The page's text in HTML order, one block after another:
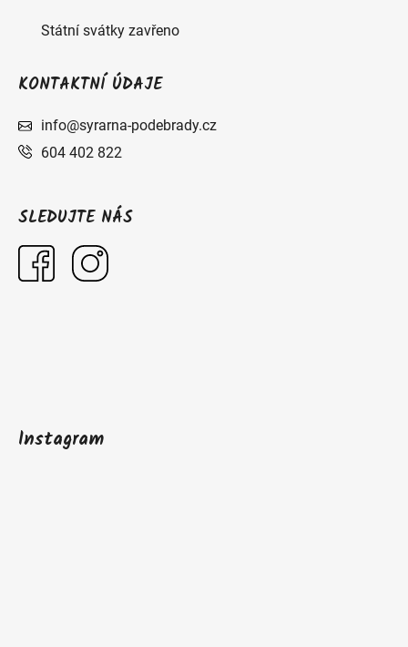
Státní svátky zavřeno
KONTAKTNÍ ÚDAJE
info@syrarna-podebrady.cz
604 402 822
SLEDUJTE NÁS
Instagram